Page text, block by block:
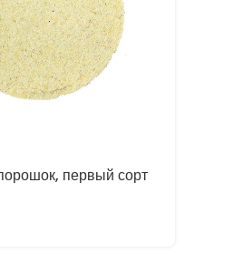
первый сорт